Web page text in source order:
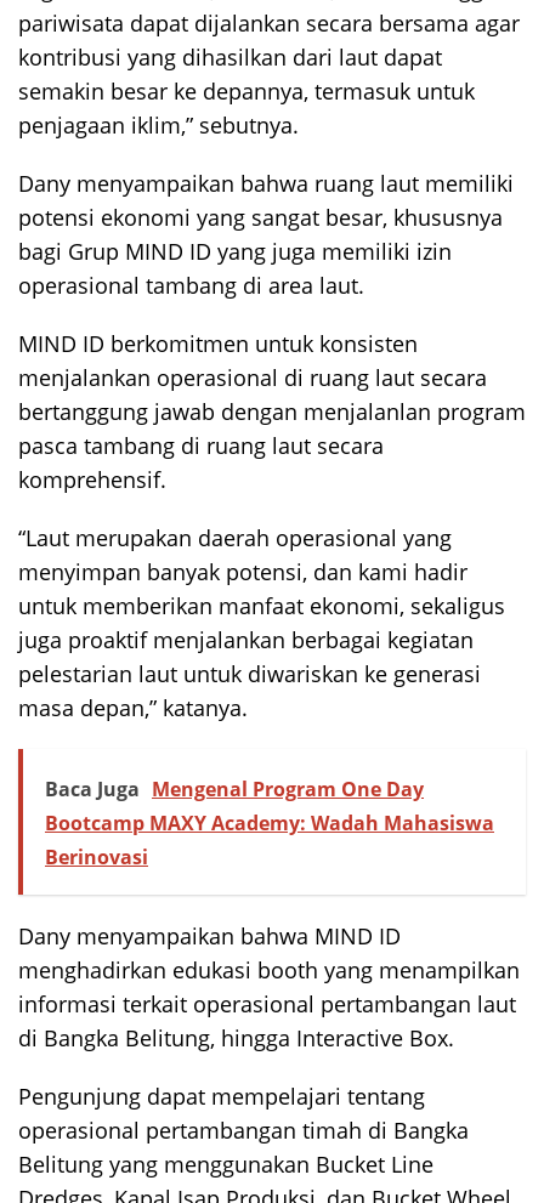
pariwisata dapat dijalankan secara bersama agar
kontribusi yang dihasilkan dari laut dapat
semakin besar ke depannya, termasuk untuk
penjagaan iklim,” sebutnya.
Dany menyampaikan bahwa ruang laut memiliki
potensi ekonomi yang sangat besar, khususnya
bagi Grup MIND ID yang juga memiliki izin
operasional tambang di area laut.
MIND ID berkomitmen untuk konsisten
menjalankan operasional di ruang laut secara
bertanggung jawab dengan menjalanlan program
pasca tambang di ruang laut secara
komprehensif.
“Laut merupakan daerah operasional yang
menyimpan banyak potensi, dan kami hadir
untuk memberikan manfaat ekonomi, sekaligus
juga proaktif menjalankan berbagai kegiatan
pelestarian laut untuk diwariskan ke generasi
masa depan,” katanya.
Baca Juga Mengenal Program One Day
Bootcamp MAXY Academy: Wadah Mahasiswa
Berinovasi
Dany menyampaikan bahwa MIND ID
menghadirkan edukasi booth yang menampilkan
informasi terkait operasional pertambangan laut
di Bangka Belitung, hingga Interactive Box.
Pengunjung dapat mempelajari tentang
operasional pertambangan timah di Bangka
Belitung yang menggunakan Bucket Line